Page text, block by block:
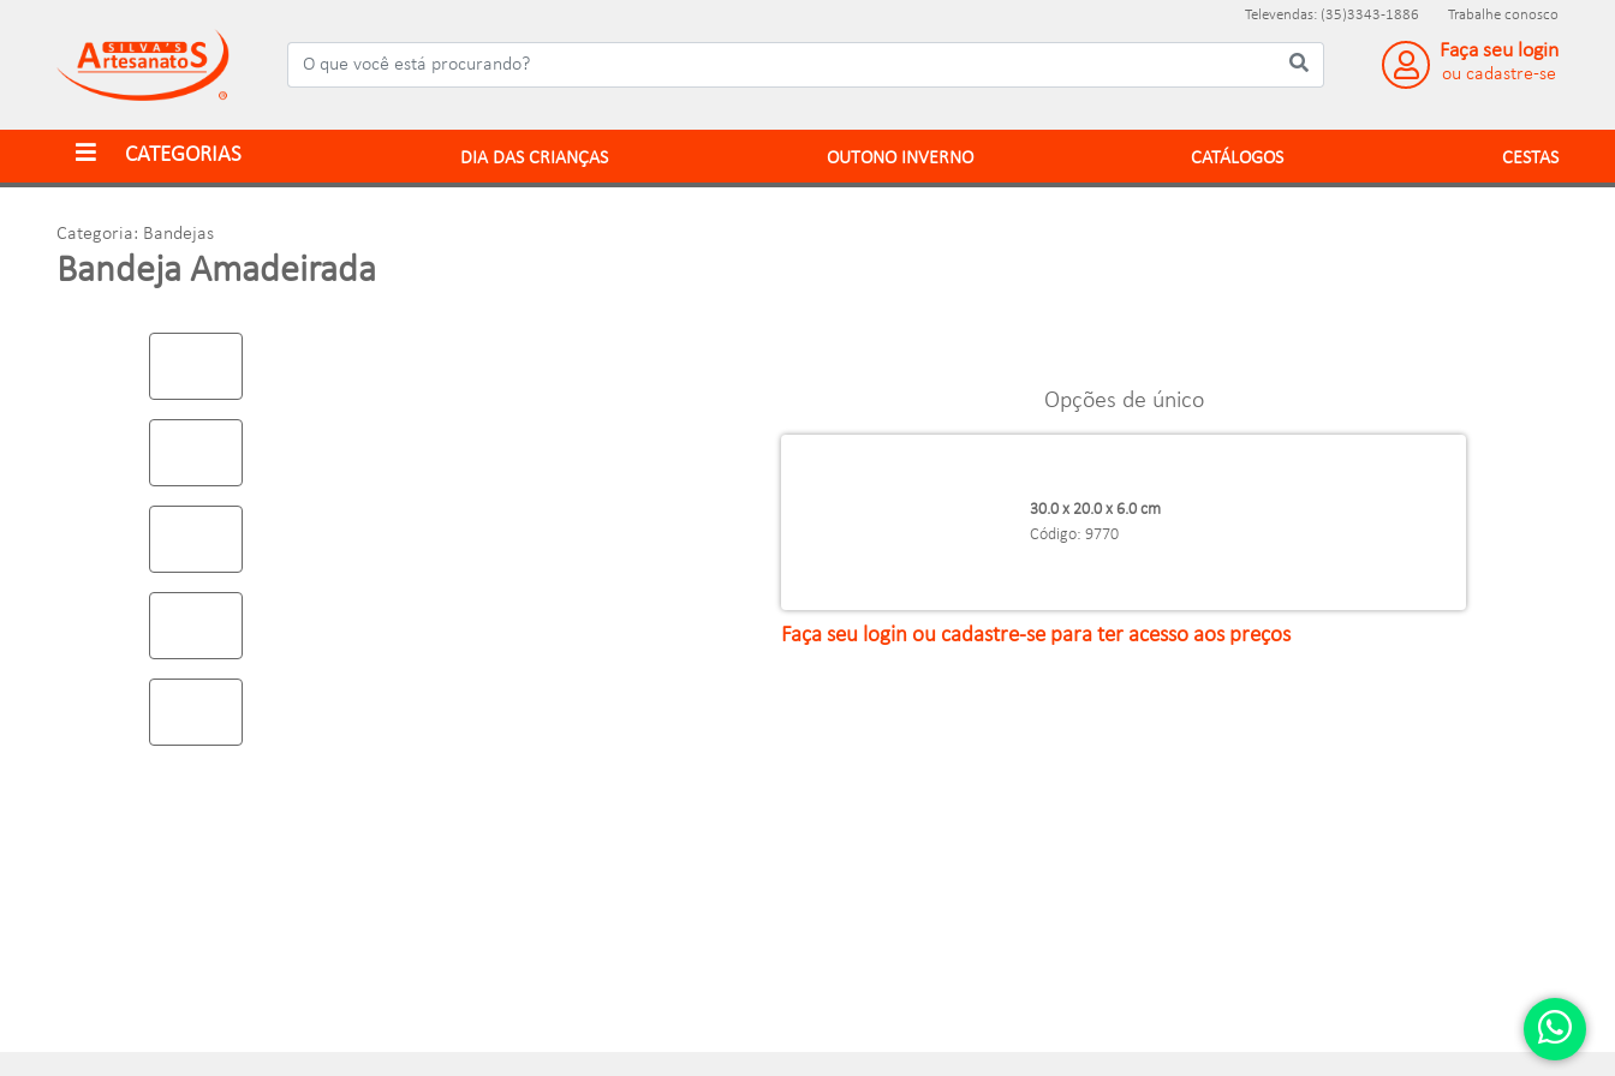
Televendas: (35)3343-1886 Trabalhe conosco
Faça seu login
ou cadastre-se
CATEGORIAS DIA DAS CRIANÇAS OUTONO INVERNO CATÁLOGOS CESTAS
Categoria: Bandejas
Bandeja Amadeirada
Opções de único
30.0 x 20.0 x 6.0 cm
Código: 9770
Faça seu login ou cadastre-se para ter acesso aos preços